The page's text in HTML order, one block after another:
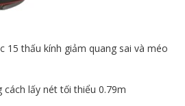
15 thấu kính giảm quang sai và méo
cách lấy nét tối thiểu 0.79m